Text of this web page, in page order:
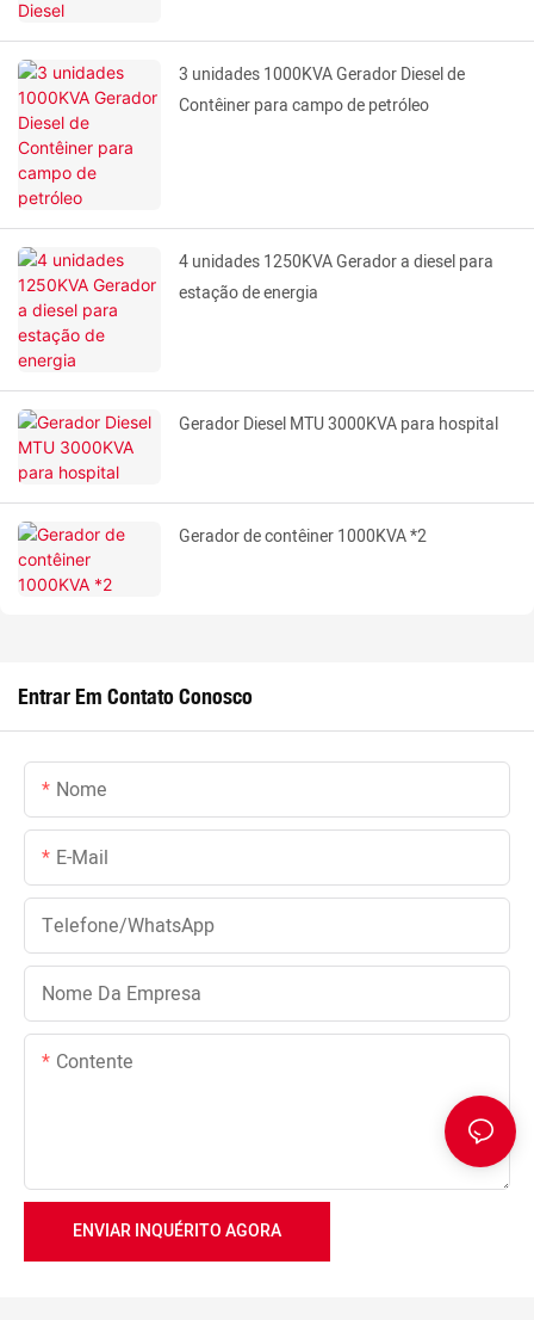
3 unidades 1000KVA Gerador Diesel de
Contêiner para campo de petróleo
4 unidades 1250KVA Gerador a diesel para
estação de energia
Gerador Diesel MTU 3000KVA para hospital
Gerador de contêiner 1000KVA *2
Entrar Em Contato Conosco
Nome
E-Mail
Telefone/WhatsApp
Nome Da Empresa
Contente
ENVIAR INQUÉRITO AGORA